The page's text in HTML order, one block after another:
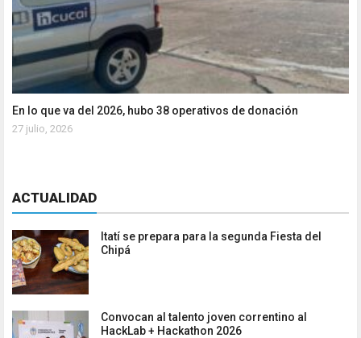
En lo que va del 2026, hubo 38 operativos de donación
27 julio, 2026
ACTUALIDAD
Itatí se prepara para la segunda Fiesta del
Chipá
Convocan al talento joven correntino al
HackLab + Hackathon 2026